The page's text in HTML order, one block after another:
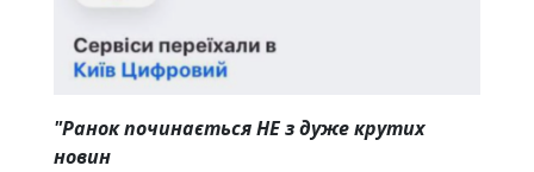
"Ранок починається НЕ з дуже крутих
новин